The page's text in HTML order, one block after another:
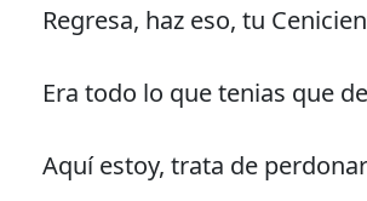
Regresa, haz eso, tu
Era todo lo que tenias que
Aquí estoy, trata de